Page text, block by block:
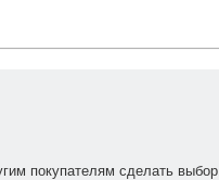
покупателям сделать выбор.